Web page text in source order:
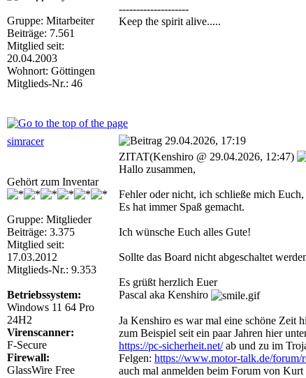
Gruppe: Mitarbeiter
Beiträge: 7.561
Mitglied seit:
20.04.2003
Wohnort: Göttingen
Mitglieds-Nr.: 46
--------------------
Keep the spirit alive.....
simracer 29.04.2026, 17:19
Gehört zum Inventar
Gruppe: Mitglieder
Beiträge: 3.375
Mitglied seit:
17.03.2012
Mitglieds-Nr.: 9.353
Betriebssystem:
Windows 11 64 Pro
24H2
Virenscanner:
F-Secure
Firewall:
GlassWire Free
ZITAT(Kenshiro @ 29.04.2026, 12:47)
Hallo zusammen,
Fehler oder nicht, ich schließe mich
Es hat immer Spaß gemacht.
Ich wünsche Euch alles Gute!
Sollte das Board nicht abgeschaltet
Es grüßt herzlich Euer
Pascal aka Kenshiro
Ja Kenshiro es war mal eine schöne Zeit
zum Beispiel seit ein paar Jahren hier
https://pc-sicherheit.net/ab und zu im
Felgen: https://www.motor-talk.de/forum/
auch mal anmelden beim Forum von Kurt